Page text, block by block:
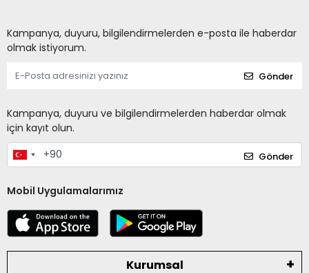
Kampanya, duyuru, bilgilendirmelerden e-posta ile haberdar
olmak istiyorum.
Gönder
Kampanya, duyuru ve bilgilendirmelerden haberdar olmak
için kayıt olun.
Gönder
Mobil Uygulamalarımız
Kurumsal